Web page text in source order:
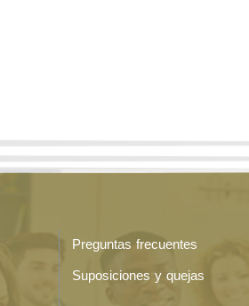
Preguntas frecuentes
Suposiciones y quejas